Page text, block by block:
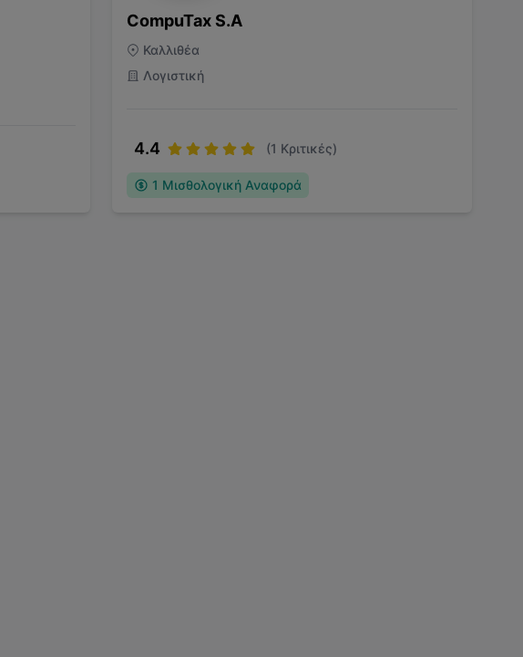
CompuTax S.A
Καλλιθέα
Λογιστική
4.4 (1 Κριτικές)
1 Μισθολογική Αναφορά